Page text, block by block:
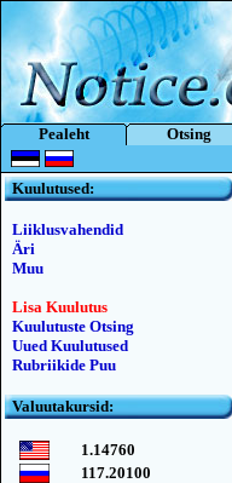
Pealeht Otsing
Kuulutused:
Liiklusvahendid
Äri
Muu
Lisa Kuulutus
Kuulutuste Otsing
Uued Kuulutused
Rubriikide Puu
Valuutakursid:
1.14760
117.20100